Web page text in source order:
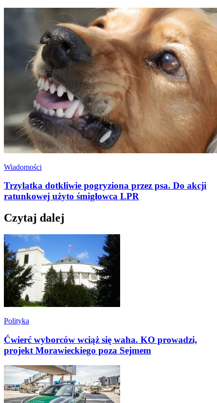
Wiadomości
Trzylatka dotkliwie pogryziona przez psa. Do akcji
ratunkowej użyto śmigłowca LPR
Czytaj dalej
Polityka
Ćwierć wyborców wciąż się waha. KO prowadzi,
projekt Morawieckiego poza Sejmem